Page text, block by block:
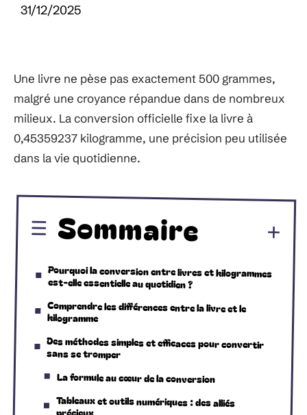
31/12/2025
Une livre ne pèse pas exactement 500 grammes,
malgré une croyance répandue dans de nombreux
milieux. La conversion officielle fixe la livre à
0,45359237 kilogramme, une précision peu utilisée
dans la vie quotidienne.
Sommaire
Pourquoi la conversion entre livres et kilogrammes
est-elle essentielle au quotidien ?
Comprendre les différences entre la livre et le
kilogramme
Des méthodes simples et efficaces pour convertir
sans se tromper
La formule au cœur de la conversion
Tableaux et outils numériques : des alliés
précieux